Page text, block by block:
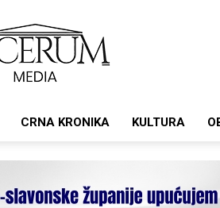
CRNA KRONIKA KULTURA